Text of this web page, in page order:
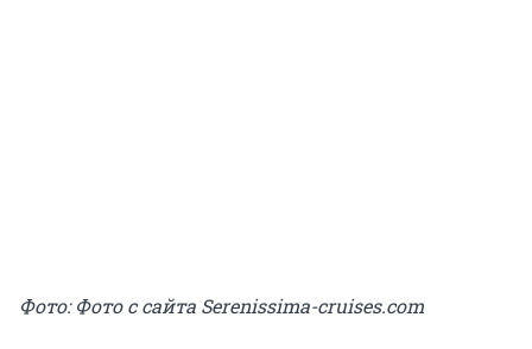
Фото: Фото с сайта Serenissima-cruises.com